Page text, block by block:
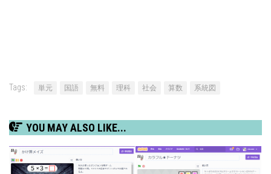
Tags: 単元 国語 無料 理科 社会 算数 系統図
YOU MAY ALSO LIKE...